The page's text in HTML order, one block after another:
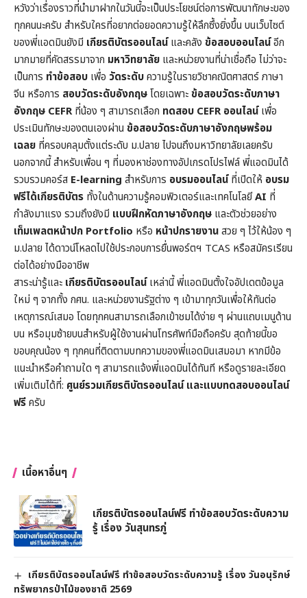
หวังว่าเรื่องราวที่นำมาฝากในวันนี้จะเป็นประโยชน์ต่อการพัฒนาทักษะของ
ทุกคนนะครับ สำหรับใครที่อยากต่อยอดความรู้ให้ลึกซึ้งยิ่งขึ้น บนเว็บไซต์
ของพี่แอดมินยังมี เกียรติบัตรออนไลน์และคลัง ข้อสอบออนไลน์อีก
มากมายที่คัดสรรมาจาก มหาวิทยาลัย และหน่วยงานที่น่าเชื่อถือ ไม่ว่าจะ
เป็นการ ทำข้อสอบ เพื่อ วัดระดับความรู้ในรายวิชาคณิตศาสตร์ภาษา
จีน หรือการ สอบวัดระดับอังกฤษโดยเฉพาะข้อสอบวัดระดับภาษา
อังกฤษ CEFRที่น้อง ๆ สามารถเลือก ทดสอบ CEFR ออนไลน์เพื่อ
ประเมินทักษะของตนเองผ่าน ข้อสอบวัดระดับภาษาอังกฤษพร้อม
เฉลย ที่ครอบคลุมตั้งแต่ระดับ ม.ปลาย ไปจนถึงมหาวิทยาลัยเลยครับ
นอกจากนี้ สำหรับเพื่อน ๆ ที่มองหาช่องทางอัปเกรดโปรไฟล์ พี่แอดมินได้
รวบรวมคอร์ส E-learning สำหรับการ อบรมออนไลน์ที่เปิดให้ อบรม
ฟรีได้เกียรติบัตร ทั้งในด้านความรู้คอมพิวเตอร์และเทคโนโลยีAI ที่
กำลังมาแรง รวมถึงยังมี แบบฝึกหัดภาษาอังกฤษ และตัวช่วยอย่าง
เท็มเพลตหน้าปก Portfolio หรือ หน้าปกรายงานสวย ๆ ไว้ให้น้อง ๆ
ม.ปลาย ได้ดาวน์โหลดไปใช้ประกอบการยื่นพอร์ตฯ TCAS หรือสมัครเรียน
ต่อได้อย่างมืออาชีพ
สาระน่ารู้และ เกียรติบัตรออนไลน์เหล่านี้ พี่แอดมินตั้งใจอัปเดตข้อมูล
ใหม่ ๆ จากทั้ง กศน. และหน่วยงานรัฐต่าง ๆ เข้ามาทุกวันเพื่อให้ทันต่อ
เหตุการณ์เสมอ โดยทุกคนสามารถเลือกเข้าชมได้ง่าย ๆ ผ่านแถบเมนูด้าน
บน หรือมุมซ้ายบนสำหรับผู้ใช้งานผ่านโทรศัพท์มือถือครับ สุดท้ายนี้ขอ
ขอบคุณน้อง ๆ ทุกคนที่ติดตามบทความของพี่แอดมินเสมอมา หากมีข้อ
แนะนำหรือคำถามใด ๆ สามารถแจ้งพี่แอดมินได้ทันที หรือดูรายละเอียด
เพิ่มเติมได้ที่: ศูนย์รวมเกียรติบัตรออนไลน์ และแบบทดสอบออนไลน์
ฟรีครับ
เนื้อหาอื่นๆ
เกียรติบัตรออนไลน์ฟรี ทำข้อสอบวัดระดับความ
รู้ เรื่อง วันสุนทรภู่
เกียรติบัตรออนไลน์ฟรี ทำข้อสอบวัดระดับความรู้ เรื่อง วันอนุรักษ์
ทรัพยากรป่าไม้ของชาติ 2569